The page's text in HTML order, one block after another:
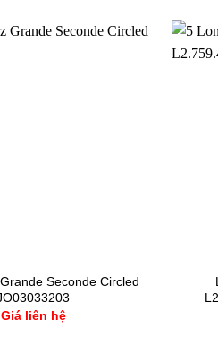
Seconde Circled
Giá liên hệ